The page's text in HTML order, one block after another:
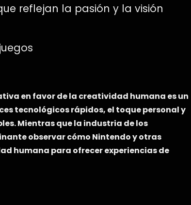
reflejan la pasión y la visión
en favor de la creatividad humana es un
tecnológicos rápidos, el toque personal y
Mientras que la industria de los
observar cómo Nintendo y otras
humana para ofrecer experiencias de